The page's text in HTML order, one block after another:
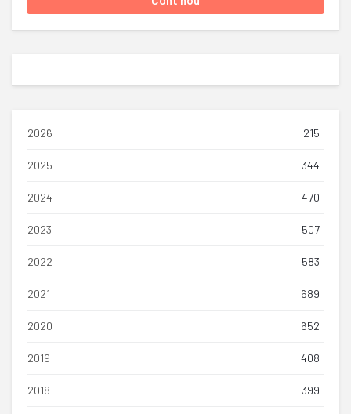
2026 215
2025 344
2024 470
2023 507
2022 583
2021 689
2020 652
2019 408
2018 399